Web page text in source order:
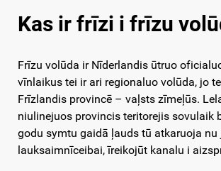
Kas ir frīzi i frīzu
Frīzu volūda ir Nīderlandis ūtruo
vīnlaikus tei ir ari regionaluo volūda, jo
Frīzlandis provincē – vaļsts zīmeļūs.
niulinejuos provincis teritorejis sovulaik
godu symtu gaidā ļauds tū atkaruoja nu
lauksaimnīceibai, īreikojūt kanalu i